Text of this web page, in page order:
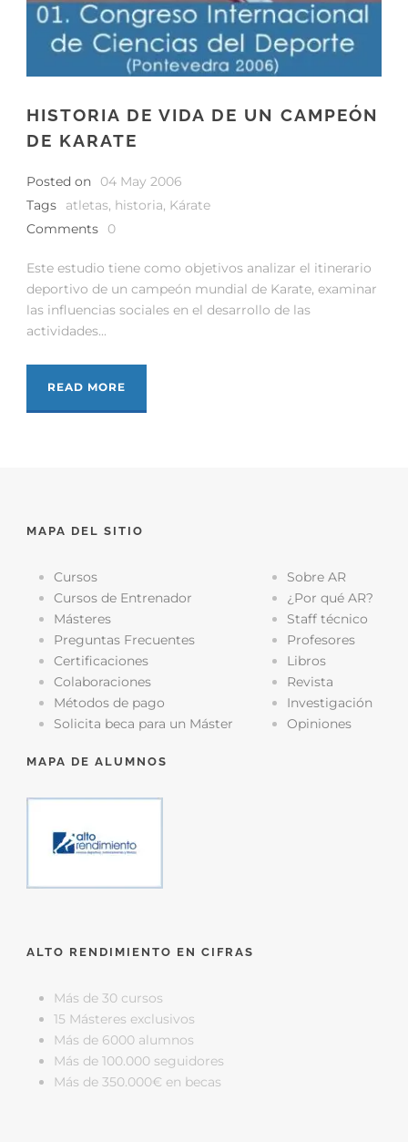
HISTORIA DE VIDA DE UN CAMPEÓN
DE KARATE
Posted on
04 May 2006
Tags
atletas, historia, Kárate
Comments
0
Este estudio tiene como objetivos analizar el itinerario
deportivo de un campeón mundial de Karate, examinar
las influencias sociales en el desarrollo de las
actividades...
READ MORE
MAPA DEL SITIO
Cursos
Cursos de Entrenador
Másteres
Preguntas Frecuentes
Certificaciones
Colaboraciones
Métodos de pago
Solicita beca para un Máster
Sobre AR
¿Por qué AR?
Staff técnico
Profesores
Libros
Revista
Investigación
Opiniones
MAPA DE ALUMNOS
ALTO RENDIMIENTO EN CIFRAS
Más de 30 cursos
15 Másteres exclusivos
Más de 6000 alumnos
Más de 100.000 seguidores
Más de 350.000€ en becas